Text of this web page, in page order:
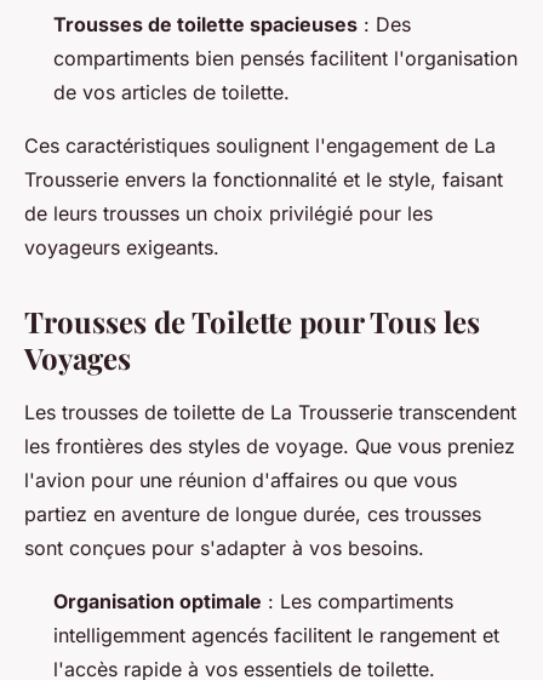
Trousses de toilette spacieuses : Des
compartiments bien pensés facilitent l'organisation
de vos articles de toilette.
Ces caractéristiques soulignent l'engagement de La
Trousserie envers la fonctionnalité et le style, faisant
de leurs trousses un choix privilégié pour les
voyageurs exigeants.
Trousses de Toilette pour Tous les
Voyages
Les trousses de toilette de La Trousserie transcendent
les frontières des styles de voyage. Que vous preniez
l'avion pour une réunion d'affaires ou que vous
partiez en aventure de longue durée, ces trousses
sont conçues pour s'adapter à vos besoins.
Organisation optimale : Les compartiments
intelligemment agencés facilitent le rangement et
l'accès rapide à vos essentiels de toilette.